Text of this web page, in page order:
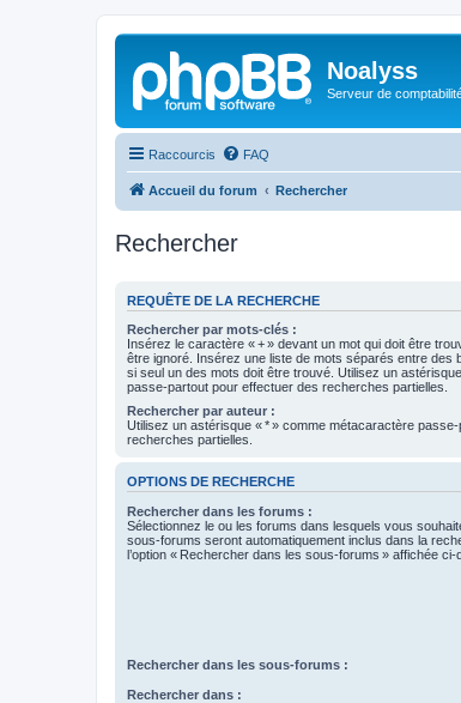
Noalyss
Serveur de
Raccourcis FAQ
Accueil du forum Rechercher
Rechercher
REQUÊTE DE LA RECHERCHE
Rechercher par mots-clés :
Insérez le caractère « + » devant un mot qui doit être
être ignoré. Insérez une liste de mots séparés entre des
si seul un des mots doit être trouvé. Utilisez un
passe-partout pour effectuer des recherches partielles.
Rechercher par auteur :
Utilisez un astérisque « * » comme métacaractère
recherches partielles.
OPTIONS DE RECHERCHE
Rechercher dans les forums :
Sélectionnez le ou les forums dans lesquels vous
sous-forums seront automatiquement inclus dans la
l’option « Rechercher dans les sous-forums » affichée ci-
Rechercher dans les sous-forums :
Rechercher dans :